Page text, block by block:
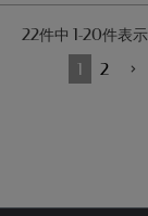
22件中 1-20件表示
1
2